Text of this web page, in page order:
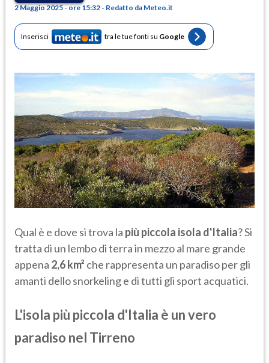
2 Maggio 2025 - ore 15:32 - Redatto da Meteo.it
Inserisci tra le tue fonti su Google
Qual è e dove si trova la più piccola isola d'Italia? Si
tratta di un lembo di terra in mezzo al mare grande
appena 2,6 km² che rappresenta un paradiso per gli
amanti dello snorkeling e di tutti gli sport acquatici.
L'isola più piccola d'Italia è un vero
paradiso nel Tirreno